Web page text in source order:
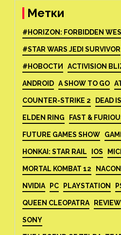
Метки
#HORIZON: FORBIDDEN
#STAR WARS JEDI SURVIVOR
#НОВОСТИ ACTIVISION
ANDROID A SHOW TO GO
COUNTER-STRIKE 2 DEAD
ELDEN RING FAST &
FUTURE GAMES SHOW
HONKAI: STAR RAIL IOS
MORTAL KOMBAT 12 NACON
NVIDIA PC PLAYSTATION
QUEEN CLEOPATRA REVIEW
SONY